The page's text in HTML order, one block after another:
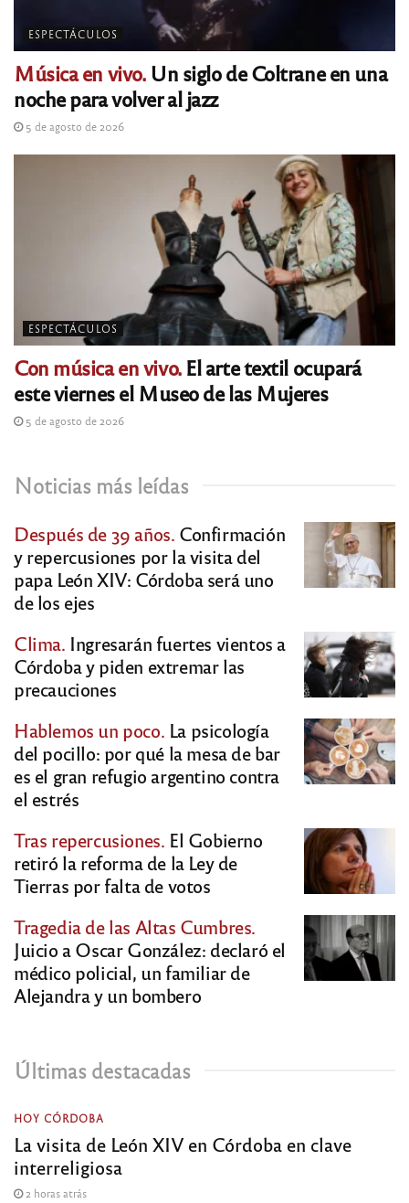
ESPECTÁCULOS
Música en vivo.Un siglo de Coltrane en una
noche para volver al jazz
5 de agosto de 2026
ESPECTÁCULOS
Con música en vivo.El arte textil ocupará
este viernes el Museo de las Mujeres
5 de agosto de 2026
Noticias más leídas
Después de 39 años. Confirmación
y repercusiones por la visita del
papa León XIV: Córdoba será uno
de los ejes
Clima. Ingresarán fuertes vientos a
Córdoba y piden extremar las
precauciones
Hablemos un poco. La psicología
del pocillo: por qué la mesa de bar
es el gran refugio argentino contra
el estrés
Tras repercusiones. El Gobierno
retiró la reforma de la Ley de
Tierras por falta de votos
Tragedia de las Altas Cumbres.
Juicio a Oscar González: declaró el
médico policial, un familiar de
Alejandra y un bombero
Últimas destacadas
HOY CÓRDOBA
La visita de León XIV en Córdoba en clave
interreligiosa
2 horas atrás